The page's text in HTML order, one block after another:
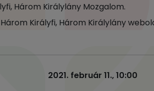
Három Királylány Mozgalom.
Királyfi, Három Királylány
2021. február 11., 10:00